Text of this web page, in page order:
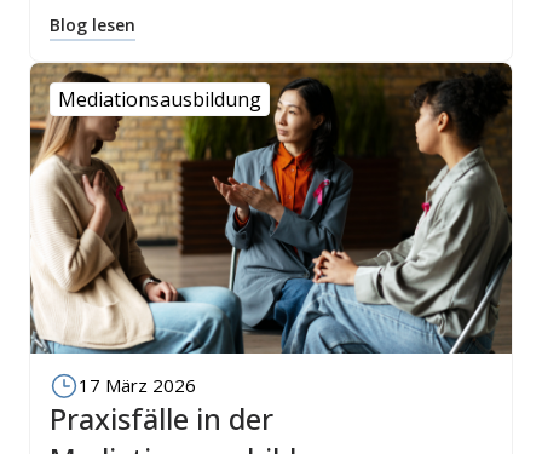
Blog lesen
Mediationsausbildung
17 März 2026
Praxisfälle in der